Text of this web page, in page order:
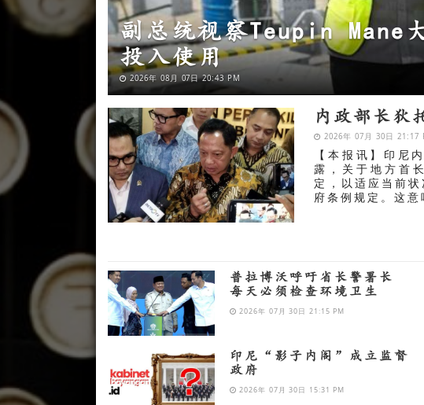
我国外交部强调 东盟跨文
2026年 08月 07日 20:03 PM
内政部长狄
2026年 07月 30日 21:17
【本报讯】印
露，关于地方首
定，以适应当前
府条例规定。这
普拉博沃呼吁省长警署长
每天必须检查环境卫生
2026年 07月 30日 21:15 PM
印尼“影子内阁”成立监督
政府
2026年 07月 30日 15:31 PM